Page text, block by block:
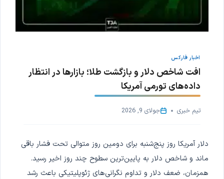
اخبار فارکس
افت شاخص دلار و بازگشت طلا؛ بازارها در انتظار
داده‌های تورمی آمریکا
تیم خبری جولای 9, 2026
دلار آمریکا روز پنج‌شنبه برای دومین روز متوالی تحت فشار باقی
ماند و شاخص دلار به پایین‌ترین سطوح چند روز اخیر رسید.
همزمان، ضعف دلار و تداوم نگرانی‌های ژئوپلیتیکی باعث رشد